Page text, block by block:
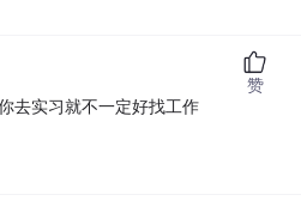
去实习就不一定好找工作
赞